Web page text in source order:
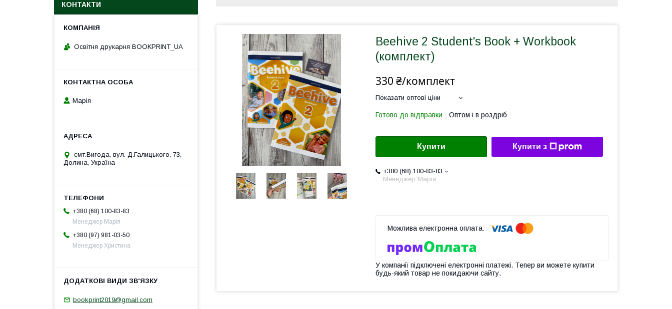
Beehive 2 Student's Book + Workbook
(комплект)
330 ₴/комплект
Показати оптові ціни
Готово до відправки Оптом і в роздріб
Купити Купити з
+380 (68) 100-83-83
Менеджер Марія
У компанії підключені електронні платежі. Тепер ви можете купити
будь-який товар не покидаючи сайту.
КОНТАКТИ
Освітня друкарня BOOKPRINT_UA
Марія
смт.Вигода, вул. Д.Галицького, 73,
Долина, Україна
+380 (68) 100-83-83
Менеджер Марія
+380 (97) 981-03-50
Менеджер Христина
bookprint2019@gmail.com